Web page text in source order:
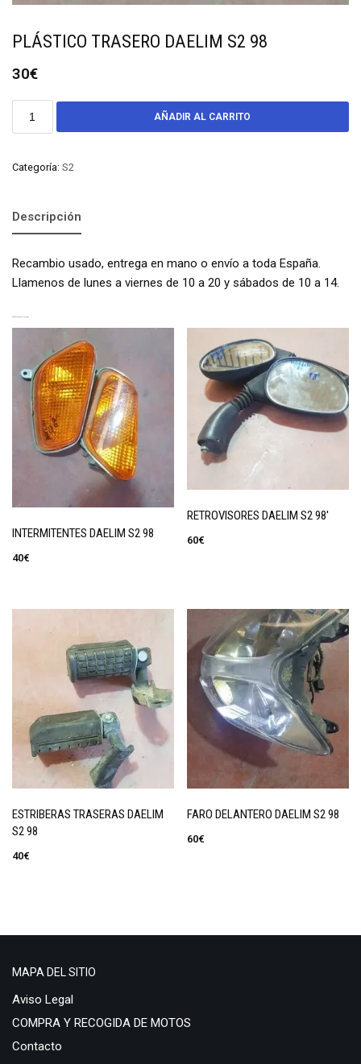
PLÁSTICO TRASERO DAELIM S2 98
30€
AÑADIR AL CARRITO
Categoría: S2
Descripción
Recambio usado, entrega en mano o envío a toda España.
Llamenos de lunes a viernes de 10 a 20 y sábados de 10 a 14.
INTERMITENTES DAELIM S2 98
40€
RETROVISORES DAELIM S2 98′
60€
ESTRIBERAS TRASERAS DAELIM
S2 98
40€
FARO DELANTERO DAELIM S2 98
60€
MAPA DEL SITIO
Aviso Legal
COMPRA Y RECOGIDA DE MOTOS
Contacto